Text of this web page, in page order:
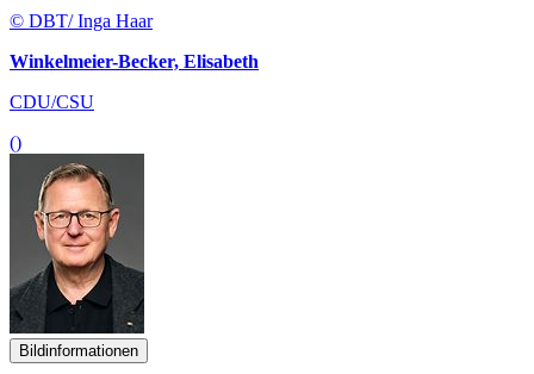
© DBT/ Inga Haar
Winkelmeier-Becker, Elisabeth
CDU/CSU
()
Bildinformationen